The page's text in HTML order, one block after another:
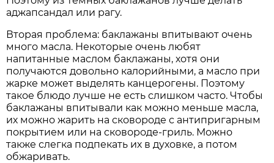
аджапсандал или рагу.
Вторая проблема: баклажаны впитывают очень
много масла. Некоторые очень любят
напитанные маслом баклажаны, хотя они
получаются довольно калорийными, а масло при
жарке может выделять канцерогены. Поэтому
такое блюдо лучше не есть слишком часто. Чтобы
баклажаны впитывали как можно меньше масла,
их можно жарить на сковороде с антипригарным
покрытием или на сковороде-гриль. Можно
также слегка подпекать их в духовке, а потом
обжаривать.